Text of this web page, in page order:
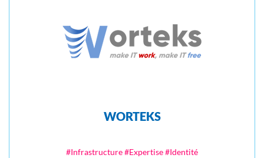
WORTEKS
#Infrastructure #Expertise #Identité